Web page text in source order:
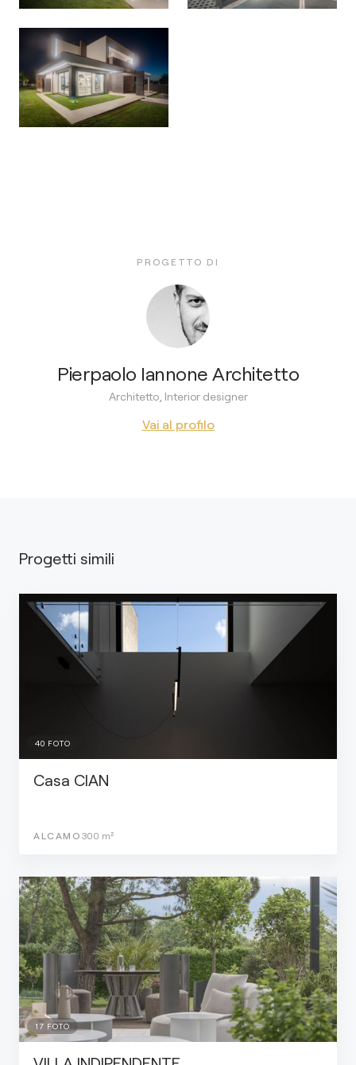
PROGETTO DI
Pierpaolo Iannone Architetto
Architetto, Interior designer
Vai al profilo
Progetti simili
40 FOTO
Casa CIAN
ALCAMO 300 m²
17 FOTO